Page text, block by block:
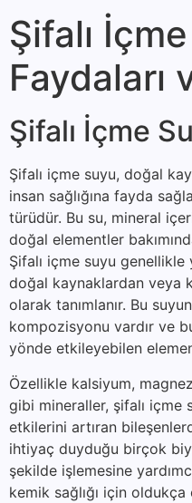
Şifalı
Faydaları
Şifalı İçme
Şifalı içme suyu, doğal
insan sağlığına fayda
türüdür. Bu su, mineral
doğal elementler
Şifalı içme suyu genellikle
doğal kaynaklardan veya
olarak tanımlanır. Bu
kompozisyonu vardır ve
yönde etkileyebilen
Özellikle kalsiyum,
gibi mineraller, şifalı içme
etkilerini artıran
ihtiyaç duyduğu birçok
şekilde işlemesine
kemik sağlığı için